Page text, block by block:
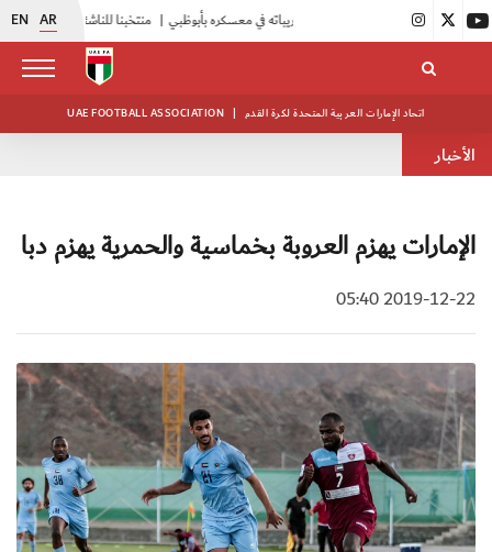
EN AR منتخبنا للناشئين يختتم معسكره الخارجي في صربيا | أبيض الشباب يواصل تدريباته في معسكره بأبوظبي |
UAE FOOTBALL ASSOCIATION | اتحاد الإمارات العربية المتحدة لكرة القدم
الأخبار
الإمارات يهزم العروبة بخماسية والحمرية يهزم دبا
2019-12-22 05:40